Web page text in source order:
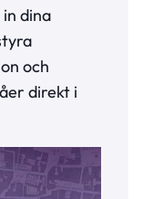
dina
och
direkt i